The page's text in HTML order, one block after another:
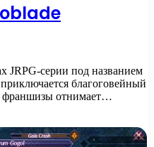
JRPG-серии под названием
благоговейный
франшизы отнимает…